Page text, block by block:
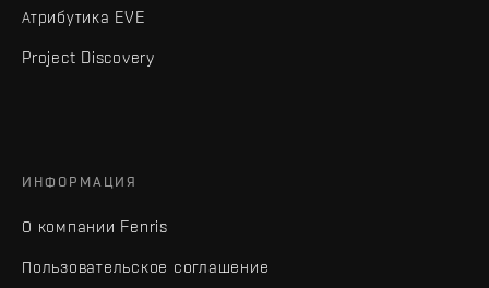
Атрибутика EVE
Project Discovery
ИНФОРМАЦИЯ
О компании Fenris
Пользовательское соглашение